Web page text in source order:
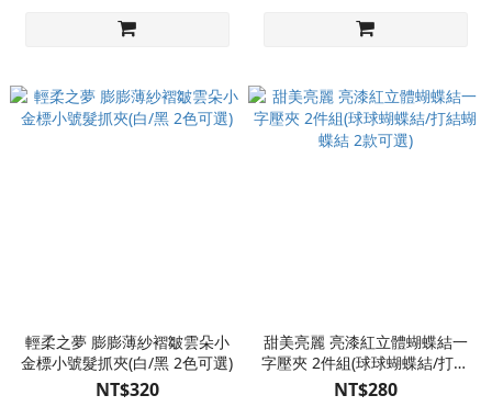
輕柔之夢 膨膨薄紗褶皺雲朵小
金標小號髮抓夾(白/黑 2色可選)
NT$320
甜美亮麗 亮漆紅立體蝴蝶結一
字壓夾 2件組(球球蝴蝶結/打結
蝴蝶結 2款可選)
NT$280